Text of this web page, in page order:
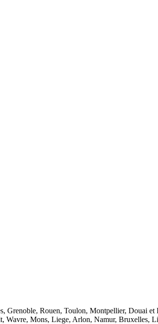
Grenoble, Rouen, Toulon, Montpellier, Douai
Wavre, Mons, Liege, Arlon, Namur, Bruxelles,